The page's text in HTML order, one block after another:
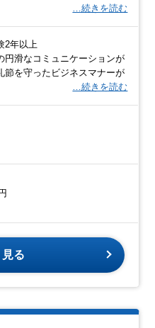
…続きを読む
2年以上
円滑なコミュニケーションが
節を守ったビジネスマナーが
…続きを読む
る